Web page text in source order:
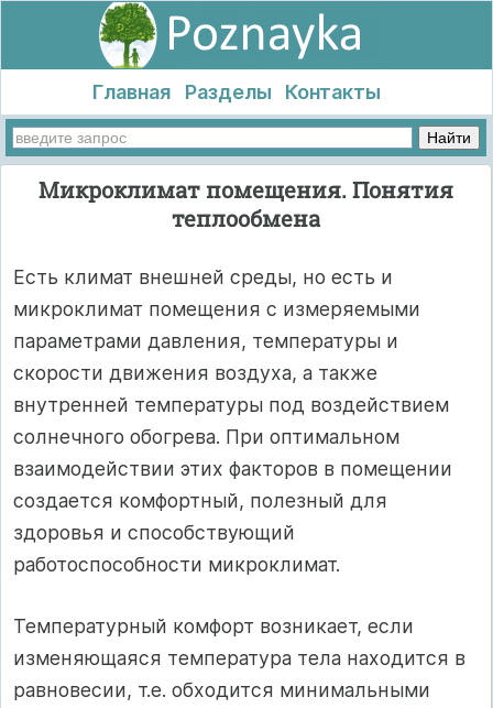
Главная Разделы Контакты
Микроклимат помещения. Понятия
теплообмена
Есть климат внешней среды, но есть и
микроклимат помещения с измеряемыми
параметрами давления, температуры и
скорости движения воздуха, а также
внутренней температуры под воздействием
солнечного обогрева. При оптимальном
взаимодействии этих факторов в помещении
создается комфортный, полезный для
здоровья и способствующий
работоспособности микроклимат.
Температурный комфорт возникает, если
изменяющаяся температура тела находится в
равновесии, т.е. обходится минимальными